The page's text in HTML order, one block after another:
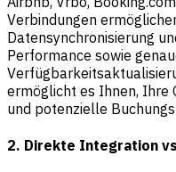
Verbindungen
Datensynchronisierung
Performance sowie
ermöglicht es Ihnen,
und potenzielle
2. Direkte Integration